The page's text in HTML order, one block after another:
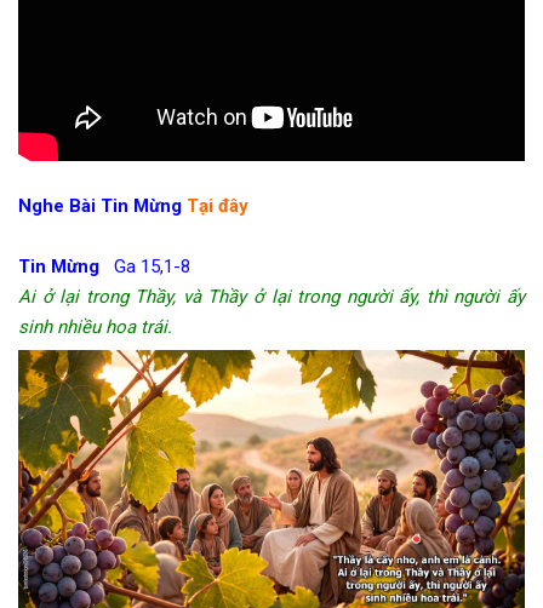
Nghe Bài Tin Mừng Tại đây
Tin Mừng Ga 15,1-8
Ai ở lại trong Thầy, và Thầy ở lại trong người ấy, thì người ấy
sinh nhiều hoa trái.